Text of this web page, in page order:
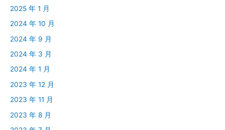
2025 年 1 月
2024 年 10 月
2024 年 9 月
2024 年 3 月
2024 年 1 月
2023 年 12 月
2023 年 11 月
2023 年 8 月